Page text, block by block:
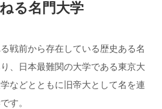
る名門大学
戦前から存在している歴史ある名
、日本最難関の大学である東京大
などとともに旧帝大として名を連
す。